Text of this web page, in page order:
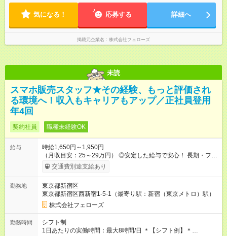
たい」などあれば相談に応じますのでおっしゃってください！
気になる！ 応募する 詳細へ
掲載元企業名 株式会社フェローズ
未読
スマホ販売スタッフ★その経験、もっと評価され
る環境へ！収入もキャリアもアップ／正社員登用
年4回
契約社員 職種未経験OK
給与
時給1,650円～1,950円
（月収目安：25～29万円） ◎安定した給与で安心！ 長期・フル
タイムで勤務いただける方にお越しいただきたいと思っていま
す。シフトが削られることはないので、安定した給与が入りま
たいという人もいると思います。このあたりは柔軟に対応する
ので、お気軽にご相談ください！ ※2ヶ月の試用期間がありま
す。その間の給与・待遇に変更はありません。 【試用期間】試
用期間あり 試用期間の長さ：2ヶ月 雇用形態、給与は本採用時
と同じです。
交通費別途支給あり
勤務地
東京都新宿区
東京都新宿区西新宿1-5-1（最寄り駅：新宿（東京メトロ）駅）
株式会社フェローズ
勤務時間
シフト制
1日あたりの実働時間：最大8時間/日 ＊【シフト例】＊